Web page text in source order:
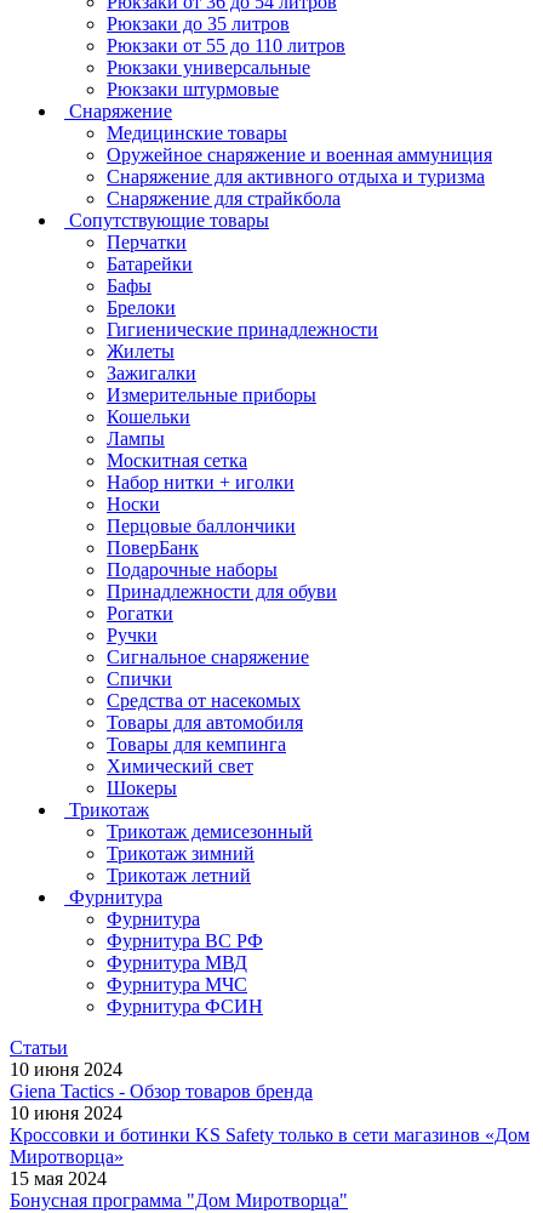
Рюкзаки до 35 литров
Рюкзаки от 55 до 110 литров
Рюкзаки универсальные
Рюкзаки штурмовые
Снаряжение
Медицинские товары
Оружейное снаряжение и военная аммуниция
Снаряжение для активного отдыха и туризма
Снаряжение для страйкбола
Сопутствующие товары
Перчатки
Батарейки
Бафы
Брелоки
Гигиенические принадлежности
Жилеты
Зажигалки
Измерительные приборы
Кошельки
Лампы
Москитная сетка
Набор нитки + иголки
Носки
Перцовые баллончики
ПоверБанк
Подарочные наборы
Принадлежности для обуви
Рогатки
Ручки
Сигнальное снаряжение
Спички
Средства от насекомых
Товары для автомобиля
Товары для кемпинга
Химический свет
Шокеры
Трикотаж
Трикотаж демисезонный
Трикотаж зимний
Трикотаж летний
Фурнитура
Фурнитура
Фурнитура ВС РФ
Фурнитура МВД
Фурнитура МЧС
Фурнитура ФСИН
Статьи
10 июня 2024
Giena Tactics - Обзор товаров бренда
10 июня 2024
Кроссовки и ботинки KS Safety только в сети магазинов «Дом
Миротворца»
15 мая 2024
Бонусная программа "Дом Миротворца"